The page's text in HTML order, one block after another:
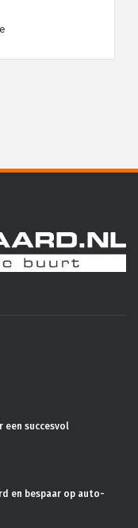
een succesvol
en bespaar op auto-